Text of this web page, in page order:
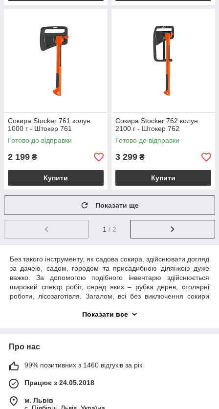
Сокира Stocker 761 колун
1000 г - Штокер 761
Готово до відправки
2 199 ₴
Купити
Сокира Stocker 762 колун
2100 г - Штокер 762
Готово до відправки
3 299 ₴
Купити
Показати ще
1 / 2
Без такого інструменту, як садова сокира, здійснювати догляд
за дачею, садом, городом та присадибною ділянкою дуже
важко. За допомогою подібного інвентарю здійснюється
широкий спектр робіт, серед яких – рубка дерев, столярні
роботи, лісозаготівля. Загалом, всі без виключення сокири
призначення, садівники можуть обирати
загострення леза.
порівняно невелику вагу (близько 1 кілограма) та
сокир обрезинені, що гарантує запобігання вислизанню
Показати все
Про нас
99% позитивних з 1460 відгуків за рік
Працює з 24.05.2018
м. Львів